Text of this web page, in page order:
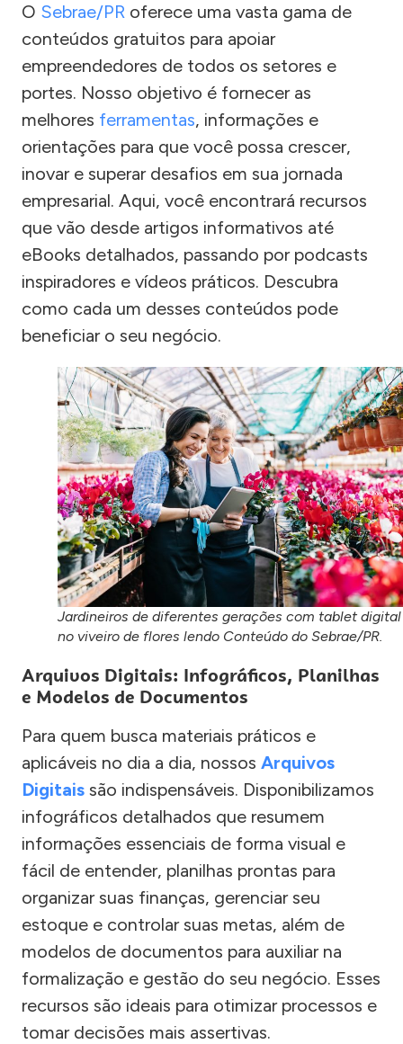
O Sebrae/PR oferece uma vasta gama de
conteúdos gratuitos para apoiar
empreendedores de todos os setores e
portes. Nosso objetivo é fornecer as
melhores ferramentas, informações e
orientações para que você possa crescer,
inovar e superar desafios em sua jornada
empresarial. Aqui, você encontrará recursos
que vão desde artigos informativos até
eBooks detalhados, passando por podcasts
inspiradores e vídeos práticos. Descubra
como cada um desses conteúdos pode
beneficiar o seu negócio.
Jardineiros de diferentes gerações com tablet digital
no viveiro de flores lendo Conteúdo do Sebrae/PR.
Arquivos Digitais: Infográficos, Planilhas
e Modelos de Documentos
Para quem busca materiais práticos e
aplicáveis no dia a dia, nossos Arquivos
Digitais são indispensáveis. Disponibilizamos
infográficos detalhados que resumem
informações essenciais de forma visual e
fácil de entender, planilhas prontas para
organizar suas finanças, gerenciar seu
estoque e controlar suas metas, além de
modelos de documentos para auxiliar na
formalização e gestão do seu negócio. Esses
recursos são ideais para otimizar processos e
tomar decisões mais assertivas.